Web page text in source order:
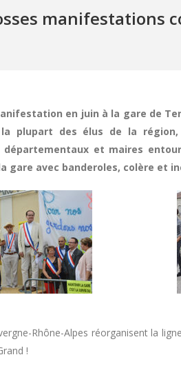
manifestations
en juin à la gare de
plupart des élus de la
départementaux et maires
gare avec banderoles, colère et
Rhône-Alpes réorganisent la
!